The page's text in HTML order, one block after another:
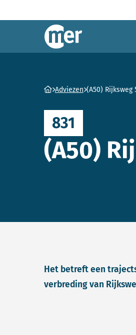
Commissie mer
Ga naar homepage
Adviezen (A50) Rijksweg
831
(A50)
Het betreft een
verbreding van